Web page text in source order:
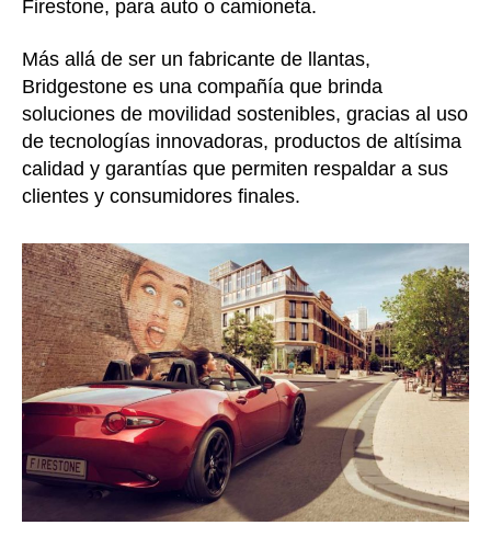
Firestone, para auto o camioneta.
Más allá de ser un fabricante de llantas,
Bridgestone es una compañía que brinda
soluciones de movilidad sostenibles, gracias al uso
de tecnologías innovadoras, productos de altísima
calidad y garantías que permiten respaldar a sus
clientes y consumidores finales.